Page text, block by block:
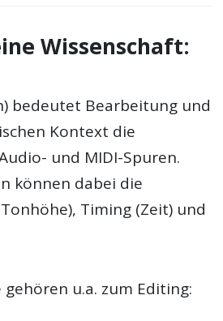
Wissenschaft:
bedeutet Bearbeitung und
Kontext die
und MIDI-Spuren.
können dabei die
Timing (Zeit) und
u.a. zum Editing: